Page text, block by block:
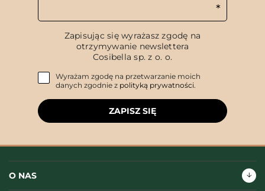
Zapisując się wyrażasz zgodę na
otrzymywanie newslettera
Cosibella sp. z o. o.
Wyrażam zgodę na przetwarzanie moich
danych zgodnie z polityką prywatności.
ZAPISZ SIĘ
O NAS